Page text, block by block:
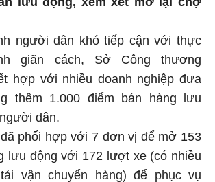
người dân khó tiếp cận với thực
giãn cách, Sở Công thương
hợp với nhiều doanh nghiệp đưa
thêm 1.000 điểm bán hàng lưu
dân.
phối hợp với 7 đơn vị để mở 153
lưu động với 172 lượt xe (có nhiều
vận chuyển hàng) để phục vụ